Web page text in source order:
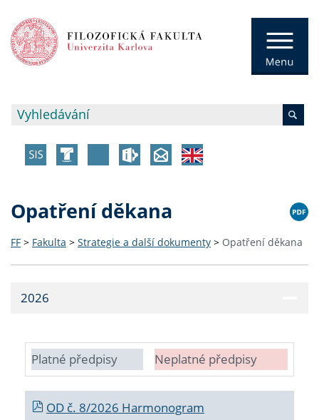
Opatření děkana
FF > Fakulta > Strategie a další dokumenty > Opatření děkana
2026
Platné předpisy Neplatné předpisy
OD č. 8/2026 Harmonogram